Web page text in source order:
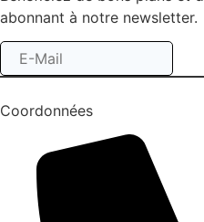
abonnant à notre newsletter.
Coordonnées